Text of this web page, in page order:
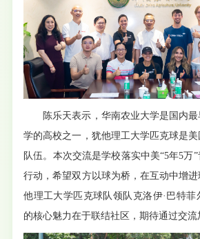
陈乐天表示，华南农业大学是国内
学的高校之一，犹他理工大学匹克球是
队伍。本次交流是学校落实中美“5年5万
行动，希望双方以球为桥，在互动中增
他理工大学匹克球队领队克洛伊·巴特
的核心魅力在于联结社区，期待通过交流